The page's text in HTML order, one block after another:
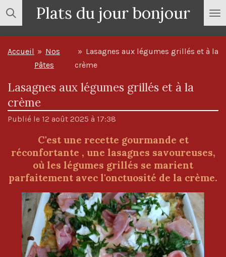
Passer
au
contenu
principal
Plats du jour bonjour
Accueil » Nos
Pâtes
» Lasagnes aux légumes grillés et à la
crème
Lasagnes aux légumes grillés et à la
crème
Publié le 12 août 2025 à 17:38
C'est une recette gourmande et
réconfortante , une lasagnes savoureuses,
où les légumes grillés se marient
parfaitement avec l'onctuosité de la crème.